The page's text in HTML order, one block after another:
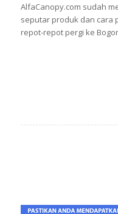
AlfaCanopy.com sudah
seputar produk dan cara
repot-repot pergi ke